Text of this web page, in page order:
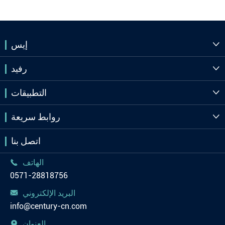
إيس 
رفيد 
التطبيقات 
روابط سريعة 
اتصل بنا

الهاتف
0571-28818756

البريد الإلكتروني
info@century-cn.com
